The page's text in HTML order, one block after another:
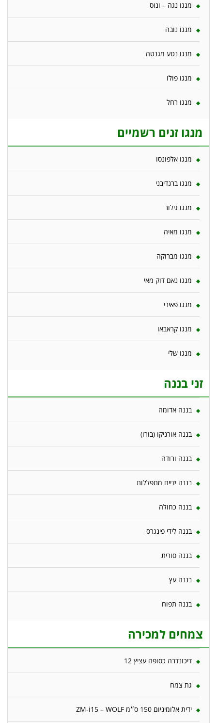
מנגו נגה – ונוס
מנגו נובה
מנגו נטע מגנטה
מנגו פולו
מנגו רחל
מנגו זנים רשמיים
מנגו אלפונסו
מנגו ברנדיבני
מנגו גילור
מנגו מאיה
מנגו מברוקה
מנגו נאם דוק מאי
מנגו פאירי
מנגו קראבאו
מנגו שלי
זני בננה
בננה אדומה
בננה אורניקו (בורו)
בננה ורודה
בננה ידיים מתפללות
בננה כחולה
בננה לידי פינגרס
בננה סורית
בננה עץ
בננה תפוח
צמחים למכירה
דיכונדרה כסופה עציץ 12
גת צמח
ידית אלומיניום 150 ס״מ ZM-i15 – WOLF